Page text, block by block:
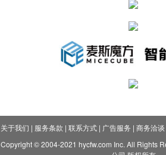
关于我们 | 服务条款 | 联系方式| 广告服务 | 商务洽谈
Copyright © 2004-2021 hycfw.com Inc. All Rights